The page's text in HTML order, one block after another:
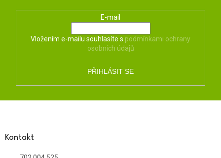
E-mail
Vložením e-mailu souhlasíte s podmínkami ochrany
osobních údajů
PŘIHLÁSIT SE
Kontakt